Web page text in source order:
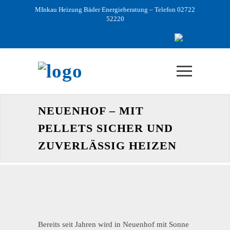
NEUENHOF – MIT
PELLETS SICHER UND
ZUVERLÄSSIG HEIZEN
Bereits seit Jahren wird in Neuenhof mit Sonne
MInkau Heizung Bäder Energieberatung – Telefon 02722
52220